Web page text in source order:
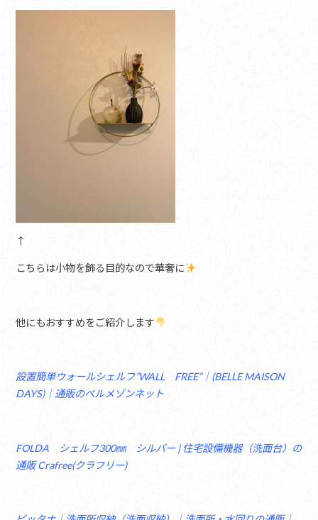
↑
こちらは小物を飾る目的なので華奢に
他にもおすすめをご紹介します
設置簡単ウォールシェルフ”WALL FREE”｜(BELLE MAISON
DAYS)｜通販のベルメゾンネット
FOLDA シェルフ300㎜ シルバー | 住宅設備機器（洗面台）の
通販 Crafree(クラフリー)